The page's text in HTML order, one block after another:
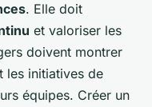
. Elle doit
et valoriser les
doivent montrer
les initiatives de
équipes. Créer un